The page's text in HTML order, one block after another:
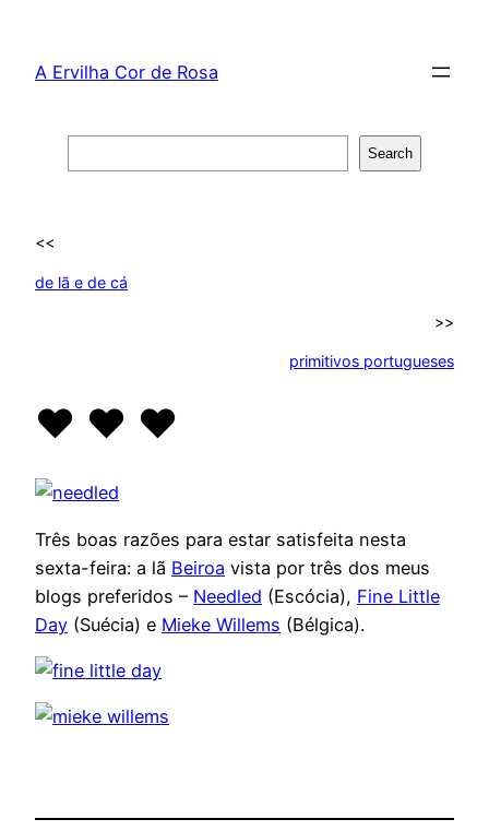
content
A Ervilha Cor de Rosa
Search
<<
de lã e de cá
>>
primitivos portugueses
♥ ♥ ♥
Três boas razões para estar satisfeita nesta
sexta-feira: a lã Beiroa vista por três dos meus
blogs preferidos – Needled (Escócia), Fine Little
Day (Suécia) e Mieke Willems (Bélgica).